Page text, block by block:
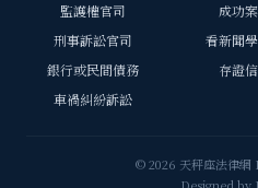
監護權官司
刑事訴訟官司
銀行或民間債務
車禍糾紛訴訟
成功
看新聞
存證
© 2026 天秤座法律